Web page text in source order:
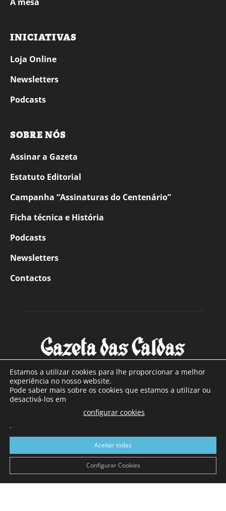
INICIATIVAS
Loja Online
Newsletters
Podcasts
SOBRE NÓS
Assinar a Gazeta
Estatuto Editorial
Campanha “Assinaturas do Centenário”
Ficha técnica e História
Podcasts
Newsletters
Contactos
SOBRE NÓS
Com sede nas Caldas da Rainha e mais de 90 anos de
a sul de distrito de Leiria, com mais de 40.000 leitores por
toda a região Oeste. Jornal com distribuição em Portugal
Continental e assinatura online.
Estamos a utilizar cookies para lhe proporcionar a melhor
experiência no nosso website.
Pode saber mais sobre os cookies que estamos a utilizar ou
desactivá-los em
configurar cookies
.
Aceitar todas
Configurar Cookies